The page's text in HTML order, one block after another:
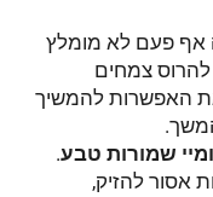
אף פעם לא מומלץ
צמחים
האפשרות להמשיך
שמורות טבע.
אסור להזיק,